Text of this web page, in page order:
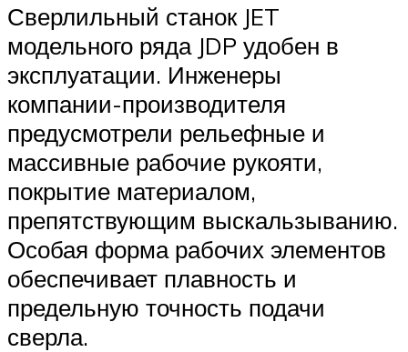
Сверлильный станок JET
модельного ряда JDP удобен в
эксплуатации. Инженеры
компании-производителя
предусмотрели рельефные и
массивные рабочие рукояти,
покрытие материалом,
препятствующим выскальзыванию.
Особая форма рабочих элементов
обеспечивает плавность и
предельную точность подачи
сверла.